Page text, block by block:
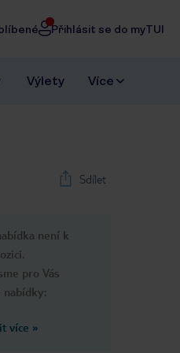
Přihlásit se do myTUI
Výlety Více
Sdílet
není k
pro Vás
nabídky:
více »